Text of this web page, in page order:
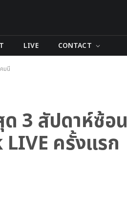
LIVE CONTACT
มนี้
3 สัปดาห์ซ้อน
ครั้งแรก